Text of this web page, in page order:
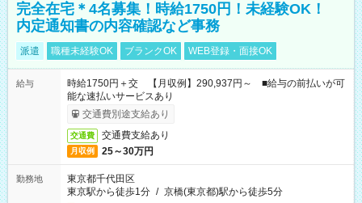
完全在宅＊4名募集！時給1750円！未経験OK！
内定通知書の内容確認など事務
派遣 職種未経験OK ブランクOK WEB登録・面接OK
給与
時給1750円＋交 【月収例】290,937円～ ■給与の前払いが可
能な速払いサービスあり
交通費別途支給あり
交通費 交通費支給あり
月収例 25～30万円
勤務地
東京都千代田区
東京駅から徒歩1分 / 京橋(東京都)駅から徒歩5分